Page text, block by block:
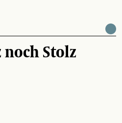
noch Stolz